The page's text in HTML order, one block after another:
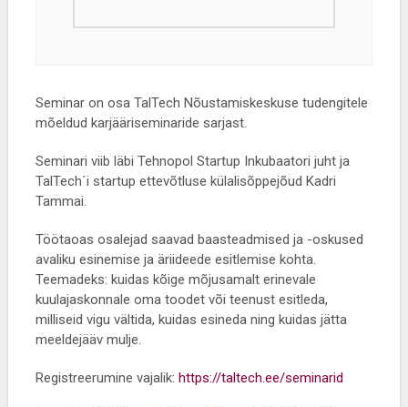
Seminar on osa TalTech Nõustamiskeskuse tudengitele
mõeldud karjääriseminaride sarjast.
Seminari viib läbi Tehnopol Startup Inkubaatori juht ja
TalTech´i startup ettevõtluse külalisõppejõud Kadri
Tammai.
Töötaoas osalejad saavad baasteadmised ja -oskused
avaliku esinemise ja äriideede esitlemise kohta.
Teemadeks: kuidas kõige mõjusamalt erinevale
kuulajaskonnale oma toodet või teenust esitleda,
milliseid vigu vältida, kuidas esineda ning kuidas jätta
meeldejääv mulje.
Registreerumine vajalik: https://taltech.ee/seminarid